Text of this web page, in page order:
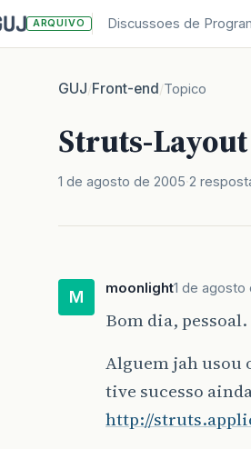
ARQUIVO Discussoes de
GUJ/Front-end/Topico
Struts-Layout
1 de agosto de 2005 2
M moonlight1 de agosto
Bom dia, pessoal.
Alguem jah usou
tive sucesso
http://